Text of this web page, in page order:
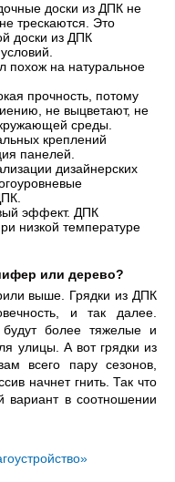
доски из ДПК не
трескаются. Это
доски из ДПК
похож на натуральное
прочность, потому
не выцветают, не
среды.
креплений
панелей.
дизайнерских
эффект. ДПК
низкой температуре
или дерево?
выше. Грядки из ДПК
и так далее.
более тяжелые и
улицы. А вот грядки из
всего пару сезонов,
начнет гнить. Так что
в соотношении